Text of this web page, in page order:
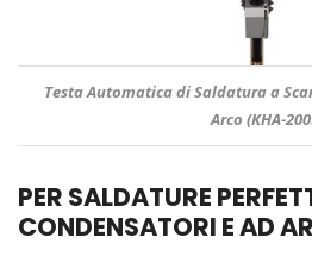
Testa Automatica di Saldatura a
Arco (KHA-
PER SALDATURE
CONDENSATORI E AD